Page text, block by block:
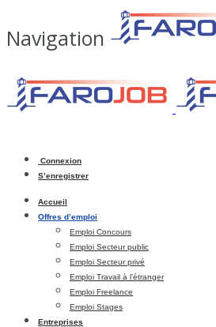
Navigation
Connexion
S’enregistrer
Accueil
Offres d’emploi
Emploi Concours
Emploi Secteur public
Emploi Secteur privé
Emploi Travail à l’étranger
Emploi Freelance
Emploi Stages
Entreprises